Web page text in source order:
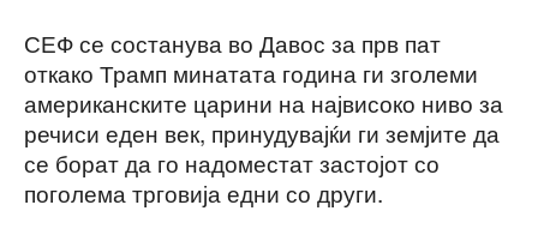
СЕФ се состанува во Давос за прв пат
откако Трамп минатата година ги зголеми
американските царини на највисоко ниво за
речиси еден век, принудувајќи ги земјите да
се борат да го надоместат застојот со
поголема трговија едни со други.